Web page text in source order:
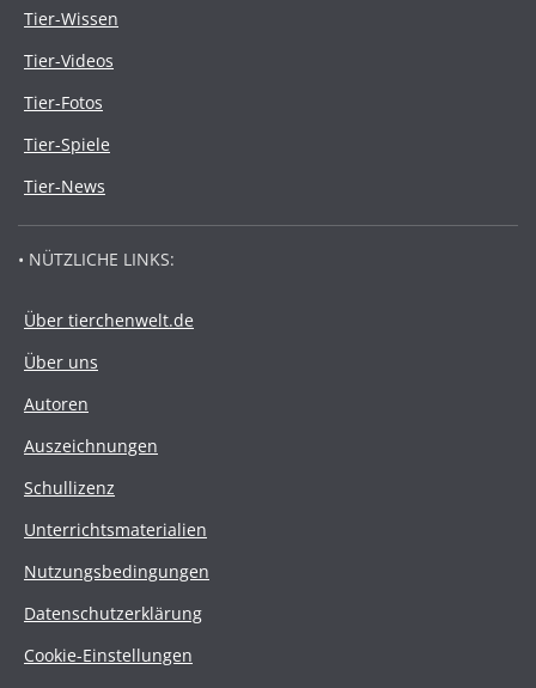
Tier-Wissen
Tier-Videos
Tier-Fotos
Tier-Spiele
Tier-News
• NÜTZLICHE LINKS:
Über tierchenwelt.de
Über uns
Autoren
Auszeichnungen
Schullizenz
Unterrichtsmaterialien
Nutzungsbedingungen
Datenschutzerklärung
Cookie-Einstellungen